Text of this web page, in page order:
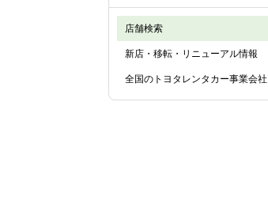
店舗検索
新店・移転・リニューアル情報
全国のトヨタレンタカー事業会社